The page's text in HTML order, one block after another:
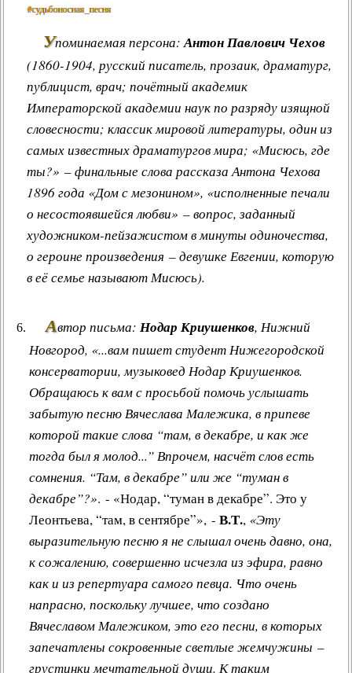
#судьбоносная_песня
Упоминаемая персона:Антон Павлович Чехов
(1860-1904, русский писатель, прозаик, драматург,
публицист, врач; почётный академик
Императорской академии наук по разряду изящной
словесности; классик мировой литературы, один из
самых известных драматургов мира; «Мисюсь, где
ты?» – финальные слова рассказа Антона Чехова
1896 года «Дом с мезонином», «исполненные печали
о несостоявшейся любви» – вопрос, заданный
художником-пейзажистом в минуты одиночества,
о героине произведения – девушке Евгении, которую
в её семье называют Мисюсь).
Автор письма: Нодар Криушенков, Нижний
Новгород, «...вам пишет студент Нижегородской
консерватории, музыковед Нодар Криушенков.
Обращаюсь к вам с просьбой помочь услышать
забытую песню Вячеслава Малежика, в припеве
которой такие слова “там, в декабре, и как же
тогда был я молод...” Впрочем, насчёт слов есть
сомнения. “Там, в декабре” или же “туман в
декабре”?». - «Нодар, “туман в декабре”. Это у
Леонтьева, “там, в сентябре”», - В.Т., «Эту
выразительную песню я не слышал очень давно, она,
к сожалению, совершенно исчезла из эфира, равно
как и из репертуара самого певца. Что очень
напрасно, поскольку лучшее, что создано
Вячеславом Малежиком, это его песни, в которых
запечатлены сокровенные светлые жемчужины –
грустинки мечтательной души. К таким